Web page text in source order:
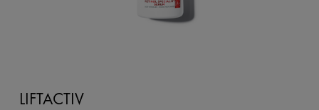
LIFTACTIV